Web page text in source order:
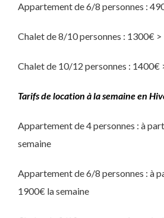
Appartement de 6/8 personnes :
Chalet de 8/10 personnes : 1300€
Chalet de 10/12 personnes : 1400€
Tarifs de location à la semaine en
Appartement de 4 personnes : à
semaine
Appartement de 6/8 personnes : à
1900€ la semaine